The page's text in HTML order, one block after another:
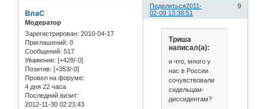
Поделиться 9
2011-
02-09 13:38:51
ВлаС
Модератор
Зарегистрирован: 2010-04-17
Приглашений: 0
Сообщений: 517
Уважение: [+428/-0]
Позитив: [+353/-0]
Провел на форуме:
4 дня 22 часа
Последний визит:
2012-11-30 02:23:43
Триша
написал(а):
и что, много у
нас в России
сочувствовали
сидельцам-
диссидентам?